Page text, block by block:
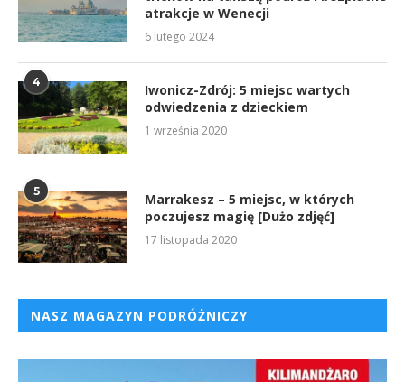
atrakcje w Wenecji
6 lutego 2024
4
Iwonicz-Zdrój: 5 miejsc wartych
odwiedzenia z dzieckiem
1 września 2020
5
Marrakesz – 5 miejsc, w których
poczujesz magię [Dużo zdjęć]
17 listopada 2020
NASZ MAGAZYN PODRÓŻNICZY